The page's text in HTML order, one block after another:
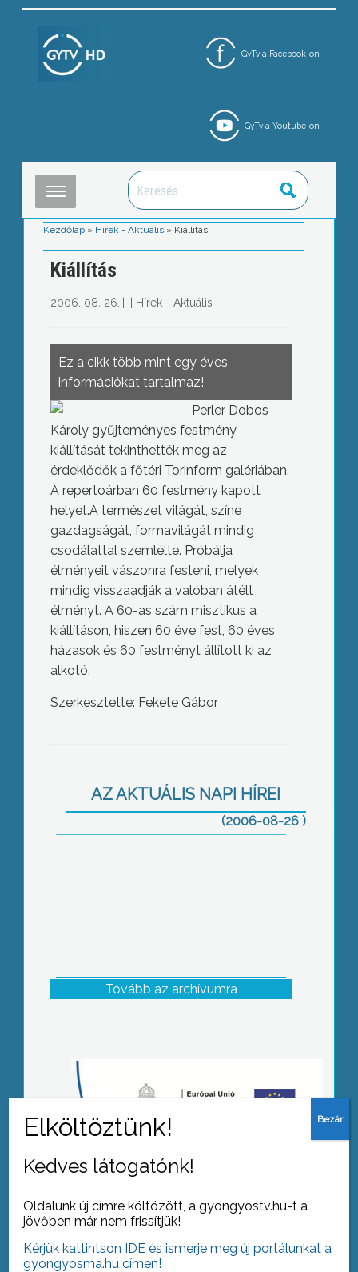
GyTv a Facebook-on
GyTv a Youtube-on
Kezdőlap » Hírek - Aktuális » Kiállítás
Kiállítás
2006. 08. 26. Hírek - Aktuális
Ez a cikk több mint egy éves
információkat tartalmaz!
Perler Dobos
Károly gyűjteményes festmény
kiállítását tekinthették meg az
érdeklődők a főtéri Torinform galériában.
A repertoárban 60 festmény kapott
helyet.A természet világát, színe
gazdagságát, formavilágát mindig
csodálattal szemlélte. Próbálja
élményeit vászonra festeni, melyek
mindig visszaadják a valóban átélt
élményt. A 60-as szám misztikus a
kiállításon, hiszen 60 éve fest, 60 éves
házasok és 60 festményt állított ki az
alkotó.
Szerkesztette: Fekete Gábor
AZ AKTUÁLIS NAPI HÍREI
(2006-08-26 )
Anyatej világnap
Tovább az archívumra
Gyöngyösi értékek a filmvásznon
Kedves látogatónk!
Oldalunk új címre költözött, a gyongyostv.hu-t a
jövőben már nem frissítjük!
Kérjük kattintson IDE és ismerje meg új portálunkat a
gyongyosma.hu címen!